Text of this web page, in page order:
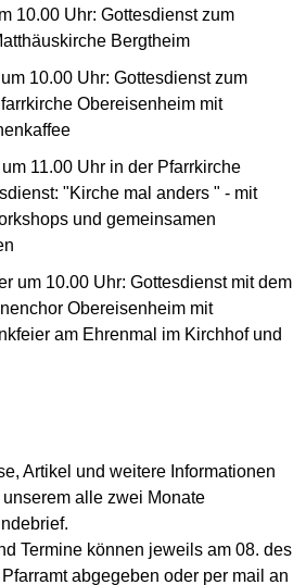
10.00 Uhr: Gottesdienst zum
Bergtheim
10.00 Uhr: Gottesdienst zum
Obereisenheim mit
11.00 Uhr in der Pfarrkirche
"Kirche mal anders " - mit
und gemeinsamen
um 10.00 Uhr: Gottesdienst mit dem
Obereisenheim mit
am Ehrenmal im Kirchhof und
Artikel und weitere Informationen
alle zwei Monate
Termine können jeweils am 08. des
abgegeben oder per mail an